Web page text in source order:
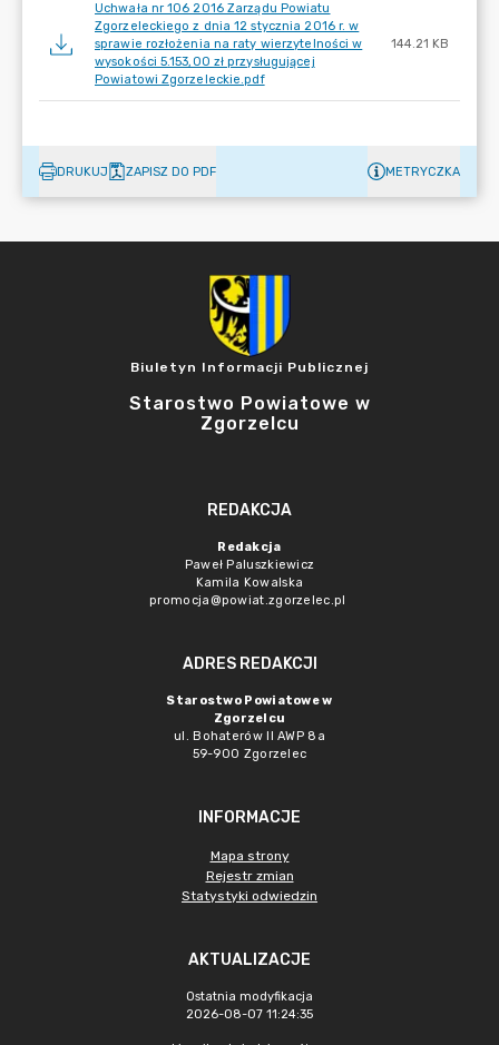
Uchwała nr 106 2016 Zarządu Powiatu
Zgorzeleckiego z dnia 12 stycznia 2016 r. w
sprawie rozłożenia na raty wierzytelności w
wysokości 5.153,00 zł przysługującej
Powiatowi Zgorzeleckie.pdf
144.21 KB
DRUKUJ ZAPISZ DO PDF METRYCZKA
Biuletyn Informacji Publicznej
Starostwo Powiatowe w
Zgorzelcu
REDAKCJA
Redakcja
Paweł Paluszkiewicz
Kamila Kowalska
promocja@powiat.zgorzelec.pl
ADRES REDAKCJI
Starostwo Powiatowe w
Zgorzelcu
ul. Bohaterów II AWP 8a
59-900 Zgorzelec
INFORMACJE
Mapa strony
Rejestr zmian
Statystyki odwiedzin
AKTUALIZACJE
Ostatnia modyfikacja
2026-08-07 11:24:35